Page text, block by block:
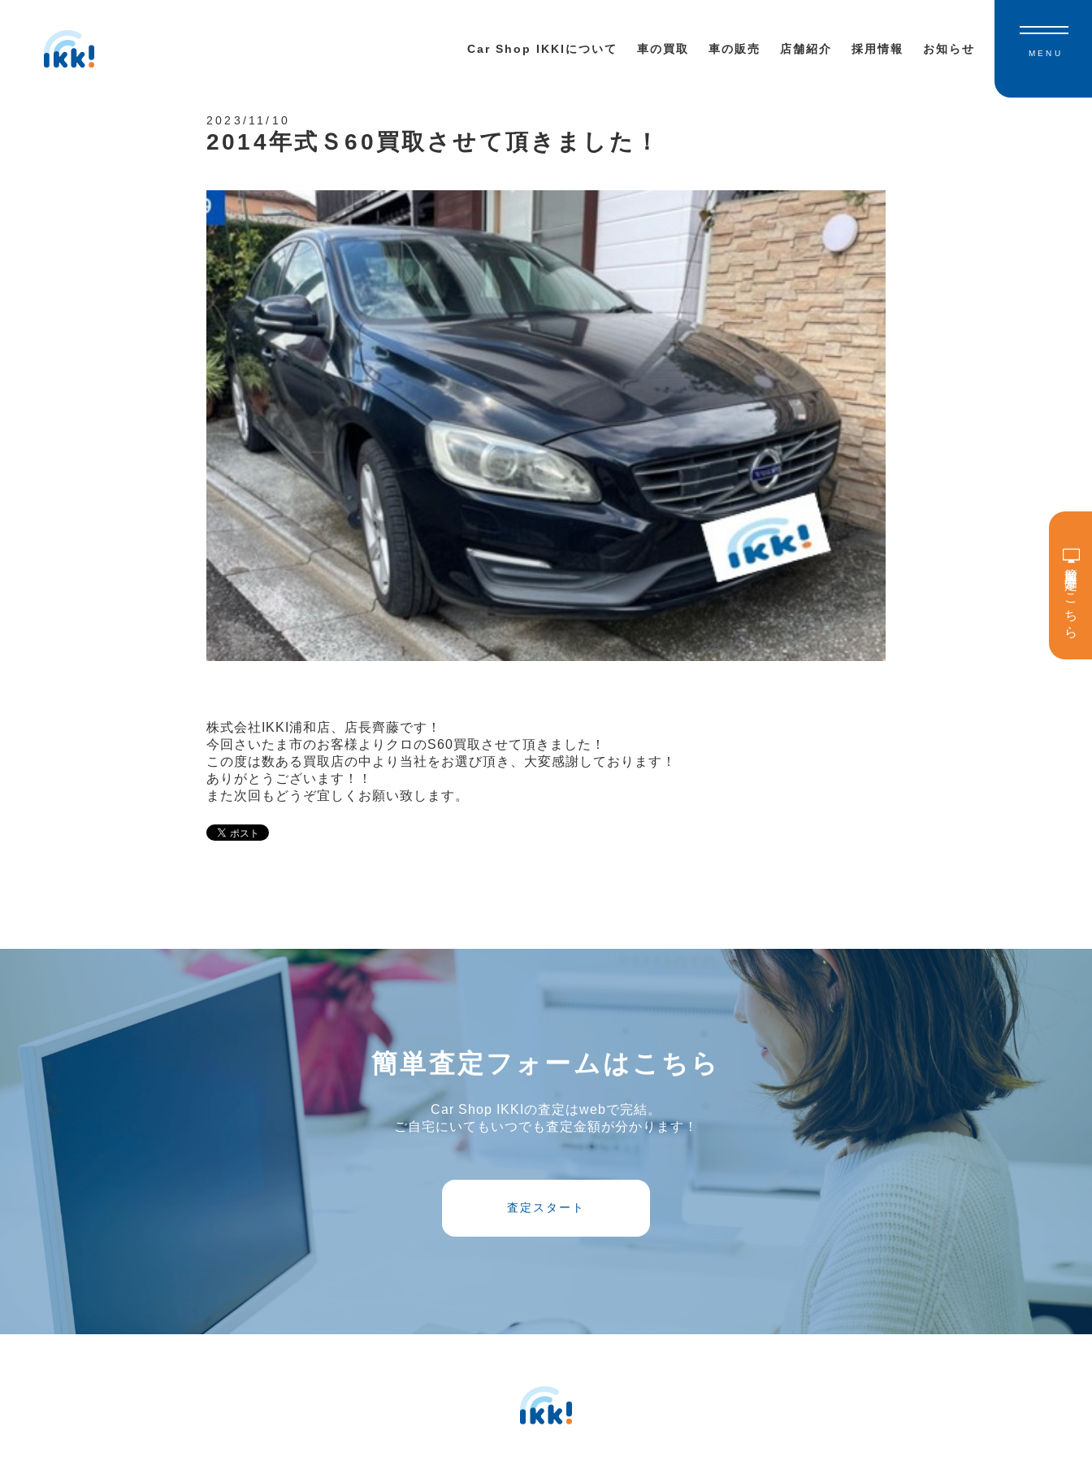
Car Shop IKKIについて 車の買取 車の販売 店舗紹介 採用情報 お知らせ MENU
簡単買取査定はこちら
2023/11/10
2014年式Ｓ60買取させて頂きました！
株式会社IKKI浦和店、店長齊藤です！
今回さいたま市のお客様よりクロのS60買取させて頂きました！
この度は数ある買取店の中より当社をお選び頂き、大変感謝しております！
ありがとうございます！！
また次回もどうぞ宜しくお願い致します。
簡単査定フォームはこちら
Car Shop IKKIの査定はwebで完結。
ご自宅にいてもいつでも査定金額が分かります！
査定スタート